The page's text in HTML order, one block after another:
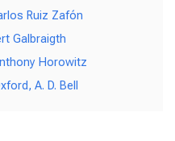
Ruiz Zafón
Galbraigth
Horowitz
A. D. Bell